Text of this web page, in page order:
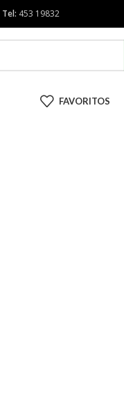
Tel: 453 19832
FAVORITOS